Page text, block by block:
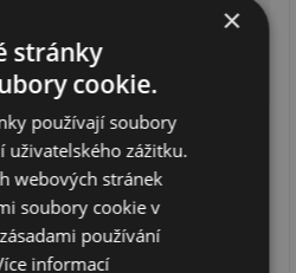
ale také vhodné příslušenství.
sestavy za výhodné ceny.
HEATING a. s.
THERMAL 300
HEATING a.s. uvádí na trh nové
pro ohřev teplé vody
S novým produktem THERMAL 300 je
čerpadlo, které celoročně ohřívá
×
stránky
cookie.
používají soubory
uživatelského zážitku.
webových stránek
soubory cookie v
používání
informací